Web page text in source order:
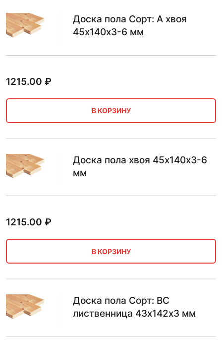
Доска пола Сорт: А хвоя
45х140х3-6 мм
1215.00 ₽
В КОРЗИНУ
Доска пола хвоя 45х140х3-6
мм
1215.00 ₽
В КОРЗИНУ
Доска пола Сорт: BC
лиственница 43х142х3 мм